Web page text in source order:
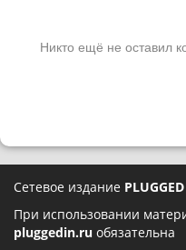
Никто ещё не оставил
Сетевое издание
При использовании
pluggedin.ru обязательна